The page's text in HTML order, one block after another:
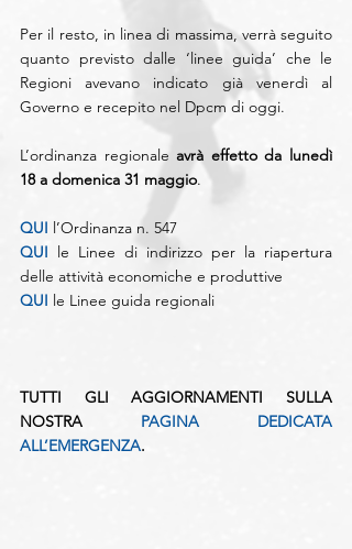
Per il resto, in linea di massima, verrà seguito
quanto previsto dalle ‘linee guida’ che le
Regioni avevano indicato già venerdì al
Governo e recepito nel Dpcm di oggi.
L’ordinanza regionale avrà effetto da lunedì
18 a domenica 31 maggio.
QUI l’Ordinanza n. 547
QUI le Linee di indirizzo per la riapertura
delle attività economiche e produttive
QUI le Linee guida regionali
TUTTI GLI AGGIORNAMENTI SULLA
NOSTRA PAGINA DEDICATA
ALL’EMERGENZA.